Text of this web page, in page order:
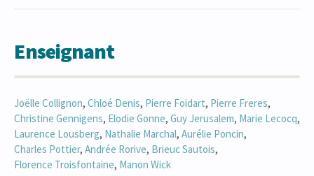
Enseignant
Joëlle Collignon, Chloé Denis, Pierre Foidart, Pierre Freres,
Christine Gennigens, Elodie Gonne, GuyJerusalem, Marie Lecocq,
Laurence Lousberg, Nathalie Marchal, Aurélie Poncin,
Charles Pottier, Andrée Rorive, BrieucSautois,
Florence Troisfontaine, Manon Wick